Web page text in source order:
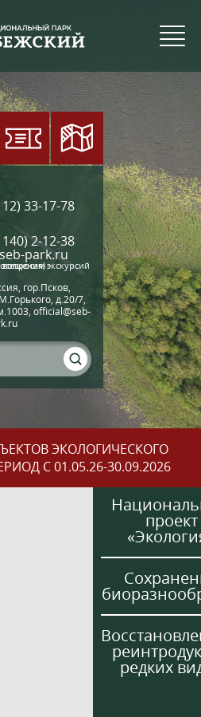
33-17-78
2-12-38
park.ru
экскурсий и посещения)
гор.Псков,
д.20/7,
official@seb-
ЭКОЛОГИЧЕСКОГО
С 01.05.26-30.09.2026
проект
редких